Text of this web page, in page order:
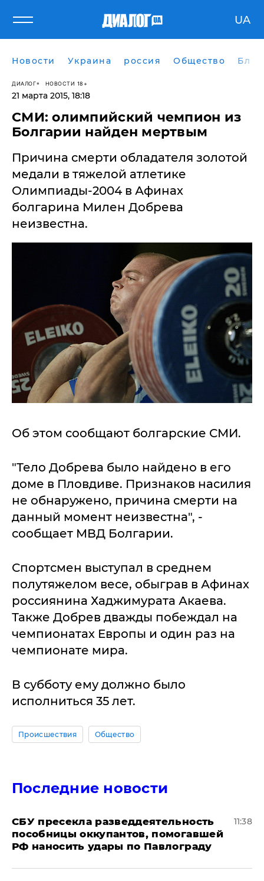
UA
Новости Украина россия Общество
ДИАЛОГ НОВОСТИ 18+
21 марта 2015, 18:18
СМИ: олимпийский чемпион из
Болгарии найден мертвым
Причина смерти обладателя золотой
медали в тяжелой атлетике
Олимпиады-2004 в Афинах
болгарина Милен Добрева
неизвестна.
Об этом сообщают болгарские СМИ.
"Тело Добрева было найдено в его
доме в Пловдиве. Признаков насилия
не обнаружено, причина смерти на
данный момент неизвестна", -
сообщает МВД Болгарии.
Спортсмен выступал в среднем
полутяжелом весе, обыграв в Афинах
россиянина Хаджимурата Акаева.
Также Добрев дважды побеждал на
чемпионатах Европы и один раз на
чемпионате мира.
В субботу ему должно было
исполниться 35 лет.
Происшествия Общество
Последние новости
СБУ пресекла разведдеятельность
пособницы оккупантов, помогавшей
РФ наносить удары по Павлограду
11:38